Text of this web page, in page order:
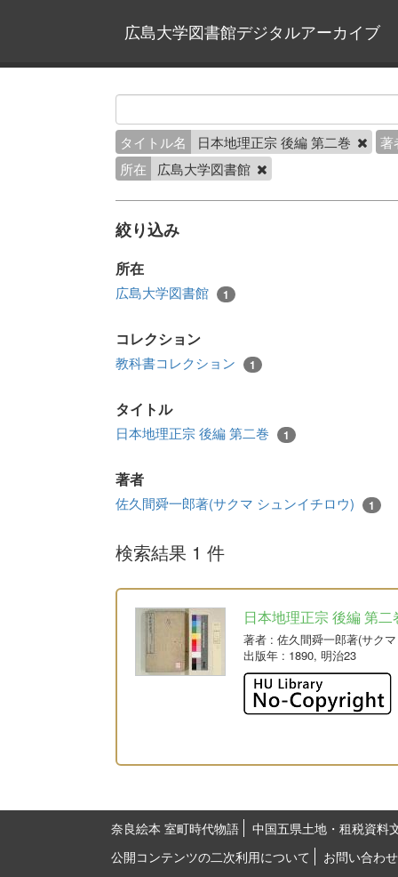
広島大学図書館デジタルアーカイブ
タイトル名 日本地理正宗 後編 第二巻
著
所在
広島大学図書館
絞り込み
所在
広島大学図書館 1
コレクション
教科書コレクション 1
タイトル
日本地理正宗 後編 第二巻 1
著者
佐久間舜一郎著(サクマ シュンイチロウ) 1
検索結果 1 件
日本地理正宗 後編 第二
著者 : 佐久間舜一郎著(サク
出版年 : 1890, 明治23
奈良絵本 室町時代物語
中国五県土地・租税資料
公開コンテンツの二次利用について
お問い合わせ